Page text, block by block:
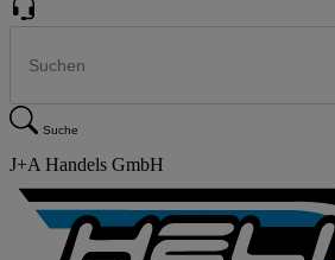
Suche
J+A Handels GmbH